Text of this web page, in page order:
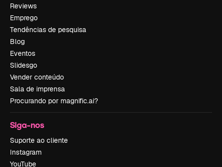
Reviews
Emprego
Tendências de pesquisa
Blog
Eventos
Slidesgo
Vender conteúdo
Sala de imprensa
Procurando por magnific.ai?
Siga-nos
Suporte ao cliente
Instagram
YouTube